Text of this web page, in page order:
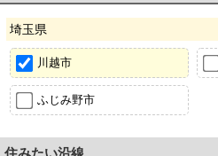
埼玉県
川越市
ふじみ野市
住みたい沿線